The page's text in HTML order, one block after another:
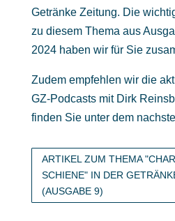
Getränke Zeitung. Die
zu diesem Thema aus
2024 haben wir für Sie
Zudem empfehlen wir die
GZ-Podcasts mit Dirk
finden Sie unter dem
ARTIKEL ZUM THEMA
SCHIENE" IN DER
(AUSGABE 9)